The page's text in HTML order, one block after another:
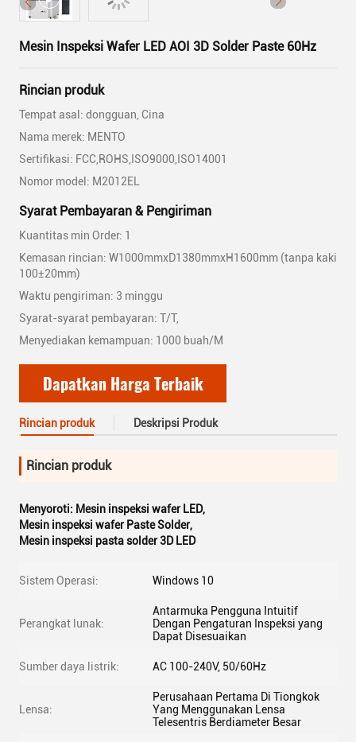
Mesin Inspeksi Wafer LED AOI 3D Solder Paste 60Hz
Rincian produk
Tempat asal: dongguan, Cina
Nama merek: MENTO
Sertifikasi: FCC,ROHS,ISO9000,ISO14001
Nomor model: M2012EL
Syarat Pembayaran & Pengiriman
Kuantitas min Order: 1
Kemasan rincian: W1000mmxD1380mmxH1600mm (tanpa kaki
100±20mm)
Waktu pengiriman: 3 minggu
Syarat-syarat pembayaran: T/T,
Menyediakan kemampuan: 1000 buah/M
Dapatkan Harga Terbaik
Rincian produk Deskripsi Produk
Rincian produk
Menyoroti: Mesin inspeksi wafer LED,
Mesin inspeksi wafer Paste Solder,
Mesin inspeksi pasta solder 3D LED
Sistem Operasi: Windows 10
Perangkat lunak:
Antarmuka Pengguna Intuitif
Dengan Pengaturan Inspeksi yang
Dapat Disesuaikan
Sumber daya listrik: AC 100-240V, 50/60Hz
Lensa:
Perusahaan Pertama Di Tiongkok
Yang Menggunakan Lensa
Telesentris Berdiameter Besar